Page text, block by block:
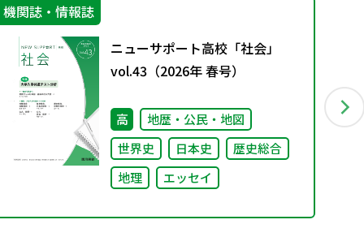
機関誌・情報誌
ニューサポート高校「社会」
vol.43（2026年 春号）
高
地歴・公民・地図
世界史
日本史
歴史総合
地理
エッセイ